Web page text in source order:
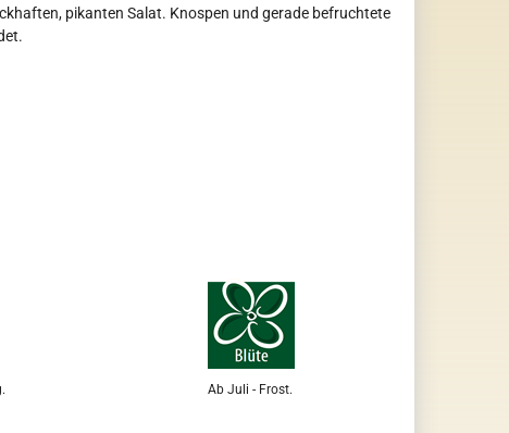
pikanten Salat. Knospen und gerade befruchtete
Ab Juli - Frost.